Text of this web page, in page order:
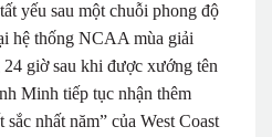
yếu sau một chuỗi phong độ
hệ thống NCAA mùa giải
giờ sau khi được xướng tên
Minh tiếp tục nhận thêm
nhất năm” của West Coast